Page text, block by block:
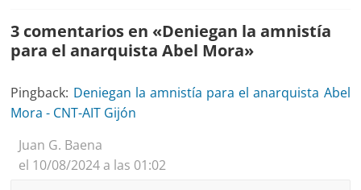
3 comentarios en «Deniegan la amnistía
para el anarquista Abel Mora»
Pingback: Deniegan la amnistía para el anarquista Abel
Mora - CNT-AIT Gijón
Juan G. Baena
el 10/08/2024 a las 01:02